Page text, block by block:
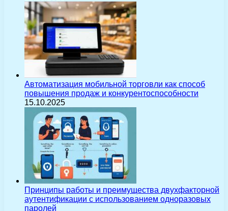
Автоматизация мобильной торговли как способ
повышения продаж и конкурентоспособности
15.10.2025
Принципы работы и преимущества двухфакторной
аутентификации с использованием одноразовых
паролей